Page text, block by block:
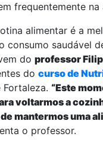
frequentemente na
alimentar é a
consumo saudável
do professor
do curso de
Fortaleza. “Este
voltarmos a
mantermos uma
o professor.